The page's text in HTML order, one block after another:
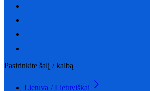
Pasirinkite šalį / kalbą
Lietuva / Lietuviškai